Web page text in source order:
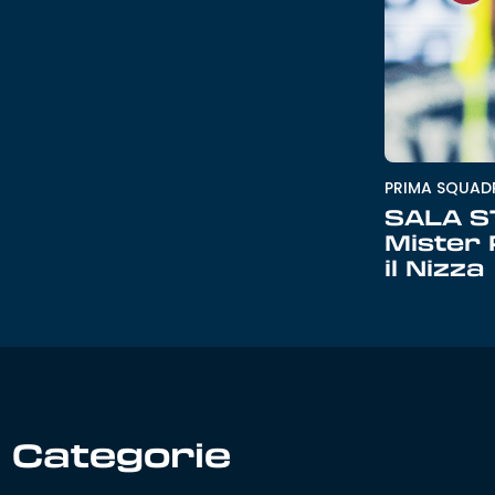
PRIMA
SALA
Mister
il Nizza
Categorie